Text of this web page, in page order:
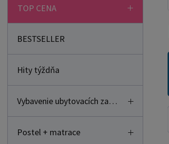
TOP CENA
BESTSELLER
Hity týždňa
Vybavenie ubytovacích zariadení
Postel + matrace